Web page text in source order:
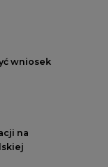
wniosek
na